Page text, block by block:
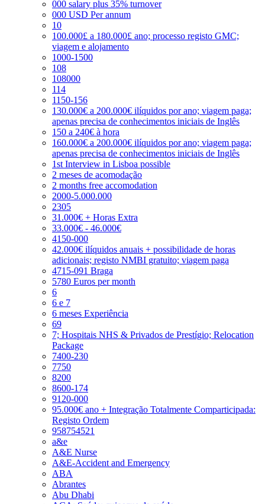
000 salary plus 35% turnover
000 USD Per annum
10
100.000£ a 180.000£ ano; processo registo GMC;
viagem e alojamento
1000-1500
108
108000
114
1150-156
130.000€ a 200.000€ ilíquidos por ano; viagem paga;
apenas precisa de conhecimentos iniciais de Inglês
150 a 240€ à hora
160.000€ a 200.000€ ilíquidos por ano; viagem paga;
apenas precisa de conhecimentos iniciais de Inglês
1st Interview in Lisboa possible
2 meses de acomodação
2 months free accomodation
2000-5.000.000
2305
31.000€ + Horas Extra
33.000€ - 46.000€
4150-000
42.000€ ilíquidos anuais + possibilidade de horas
adicionais; registo NMBI gratuito; viagem paga
4715-091 Braga
5780 Euros per month
6
6 e 7
6 meses Experiência
69
7; Hospitais NHS & Privados de Prestígio; Relocation
Package
7400-230
7750
8200
8600-174
9120-000
95.000€ ano + Integração Totalmente Comparticipada:
Registo Ordem
958754521
a&e
A&E Nurse
A&E-Accident and Emergency
ABA
Abrantes
Abu Dhabi